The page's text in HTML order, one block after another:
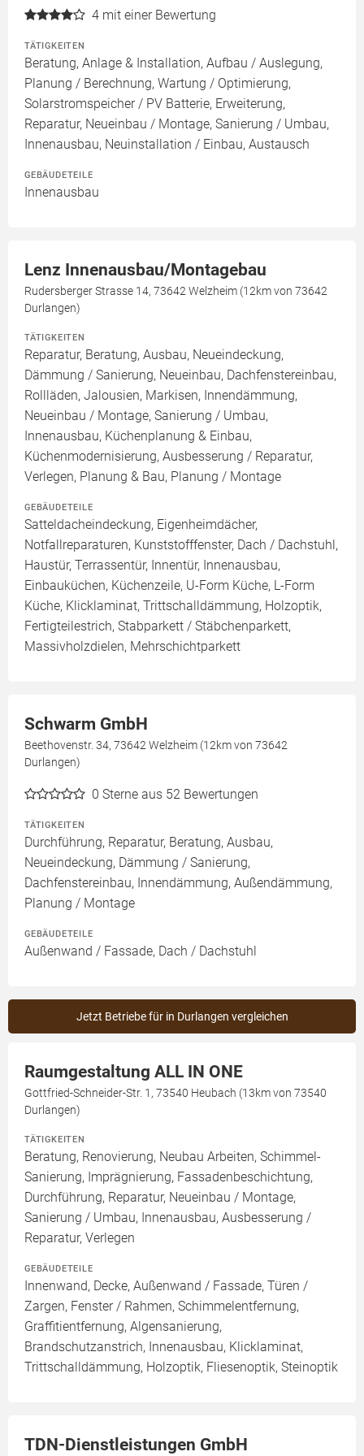
4 mit einer Bewertung
TÄTIGKEITEN
Beratung, Anlage & Installation, Aufbau / Auslegung,
Planung / Berechnung, Wartung / Optimierung,
Solarstromspeicher / PV Batterie, Erweiterung,
Reparatur, Neueinbau / Montage, Sanierung / Umbau,
Innenausbau, Neuinstallation / Einbau, Austausch
GEBÄUDETEILE
Innenausbau
Lenz Innenausbau/Montagebau
Rudersberger Strasse 14, 73642 Welzheim (12km von 73642
Durlangen)
TÄTIGKEITEN
Reparatur, Beratung, Ausbau, Neueindeckung,
Dämmung / Sanierung, Neueinbau, Dachfenstereinbau,
Rollläden, Jalousien, Markisen, Innendämmung,
Neueinbau / Montage, Sanierung / Umbau,
Innenausbau, Küchenplanung & Einbau,
Küchenmodernisierung, Ausbesserung / Reparatur,
Verlegen, Planung & Bau, Planung / Montage
GEBÄUDETEILE
Satteldacheindeckung, Eigenheimdächer,
Notfallreparaturen, Kunststofffenster, Dach / Dachstuhl,
Haustür, Terrassentür, Innentür, Innenausbau,
Einbauküchen, Küchenzeile, U-Form Küche, L-Form
Küche, Klicklaminat, Trittschalldämmung, Holzoptik,
Fertigteilestrich, Stabparkett / Stäbchenparkett,
Massivholzdielen, Mehrschichtparkett
Schwarm GmbH
Beethovenstr. 34, 73642 Welzheim (12km von 73642
Durlangen)
0 Sterne aus 52 Bewertungen
TÄTIGKEITEN
Durchführung, Reparatur, Beratung, Ausbau,
Neueindeckung, Dämmung / Sanierung,
Dachfenstereinbau, Innendämmung, Außendämmung,
Planung / Montage
GEBÄUDETEILE
Außenwand / Fassade, Dach / Dachstuhl
Jetzt Betriebe für in Durlangen vergleichen
Raumgestaltung ALL IN ONE
Gottfried-Schneider-Str. 1, 73540 Heubach (13km von 73540
Durlangen)
TÄTIGKEITEN
Beratung, Renovierung, Neubau Arbeiten, Schimmel-
Sanierung, Imprägnierung, Fassadenbeschichtung,
Durchführung, Reparatur, Neueinbau / Montage,
Sanierung / Umbau, Innenausbau, Ausbesserung /
Reparatur, Verlegen
GEBÄUDETEILE
Innenwand, Decke, Außenwand / Fassade, Türen /
Zargen, Fenster / Rahmen, Schimmelentfernung,
Graffitientfernung, Algensanierung,
Brandschutzanstrich, Innenausbau, Klicklaminat,
Trittschalldämmung, Holzoptik, Fliesenoptik, Steinoptik
TDN-Dienstleistungen GmbH